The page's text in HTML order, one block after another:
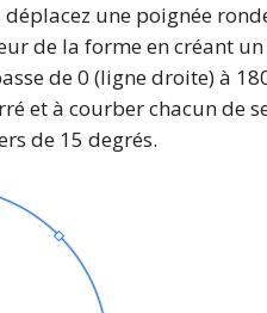
une poignée
de la forme en créant
de 0 (ligne droite) à
et à courber chacun de
de 15 degrés.